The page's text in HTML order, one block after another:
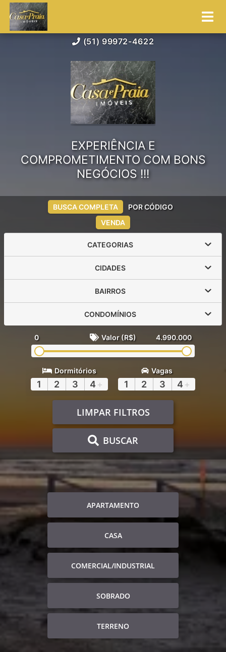
(51) 99972-4622
EXPERIÊNCIA E
COMPROMETIMENTO COM BONS
NEGÓCIOS !!!
VENDA
BUSCA COMPLETA POR CÓDIGO
CATEGORIAS
CIDADES
BAIRROS
CONDOMÍNIOS
0 Valor (R$) 4.990.000
Dormitórios
1 2 3 4 +
Vagas
1 2 3 4 +
LIMPAR FILTROS
BUSCAR
APARTAMENTO
CASA
COMERCIAL/INDUSTRIAL
SOBRADO
TERRENO